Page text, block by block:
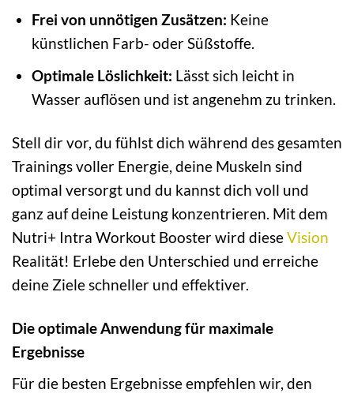
Frei von unnötigen Zusätzen: Keine
künstlichen Farb- oder Süßstoffe.
Optimale Löslichkeit: Lässt sich leicht in
Wasser auflösen und ist angenehm zu trinken.
Stell dir vor, du fühlst dich während des gesamten
Trainings voller Energie, deine Muskeln sind
optimal versorgt und du kannst dich voll und
ganz auf deine Leistung konzentrieren. Mit dem
Nutri+ Intra Workout Booster wird dieseVision
Realität! Erlebe den Unterschied und erreiche
deine Ziele schneller und effektiver.
Die optimale Anwendung für maximale
Ergebnisse
Für die besten Ergebnisse empfehlen wir, den